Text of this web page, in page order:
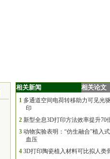
相关新闻 相关论文
1 多通道空间电荷转移助力可见光
印
2 新型全息3D打印方法效率提升70
3 动物实验表明：“仿生融合”植入
血压
4 3D打印陶瓷植入材料可比拟人类